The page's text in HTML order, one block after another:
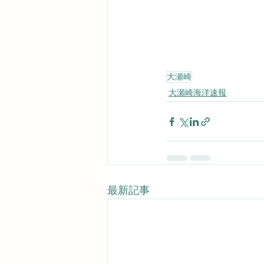
大瀬崎
大瀬崎海洋速報
最新記事